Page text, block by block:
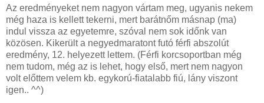
Az eredményeket nem nagyon vártam meg, ugyanis nekem
még haza is kellett tekerni, mert barátnőm másnap (ma)
indul vissza az egyetemre, szóval nem sok időnk van
közösen. Kikerült a negyedmaratont futó férfi abszolút
eredmény, 12. helyezett lettem. (Férfi korcsoportban még
nem tudom, még az is lehet, hogy első, mert nem nagyon
volt előttem velem kb. egykorú-fiatalabb fiú, lány viszont
igen.. ^^)